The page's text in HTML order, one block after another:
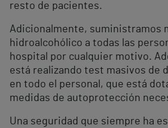
resto de pacientes.
Adicionalmente, suministramos
hidroalcohólico a todas las
hospital por cualquier motivo.
está realizando test masivos de
en todo el personal, que está
medidas de autoprotección
Una seguridad que siempre ha